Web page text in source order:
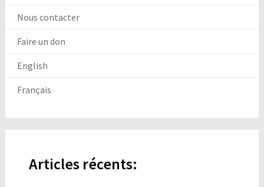
Nous contacter
Faire un don
English
Français
Articles récents: